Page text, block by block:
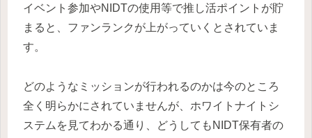
イベント参加やNIDTの使用等で推し活ポイントが貯
まると、ファンランクが上がっていくとされていま
す。
どのようなミッションが行われるのかは今のところ
全く明らかにされていませんが、ホワイトナイトシ
ステムを見てわかる通り、どうしてもNIDT保有者の